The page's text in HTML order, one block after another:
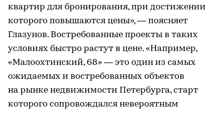
квартир для бронирования, при достижении
которого повышаются цены», — поясняет
Глазунов. Востребованные проекты в таких
условиях быстро растут в цене. «Например,
«Малоохтинский, 68» — это один из самых
ожидаемых и востребованных объектов
на рынке недвижимости Петербурга, старт
которого сопровождался невероятным